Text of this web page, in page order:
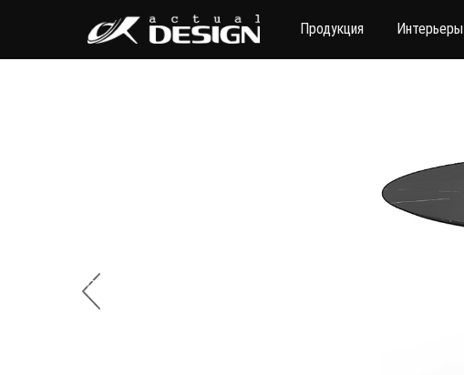
Продукция Интерьеры